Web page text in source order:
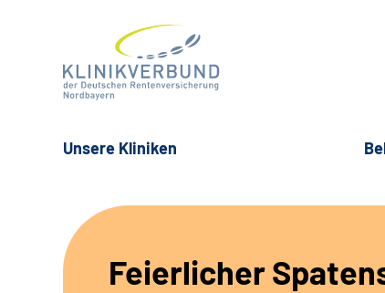
Unsere Kliniken
Feierlicher